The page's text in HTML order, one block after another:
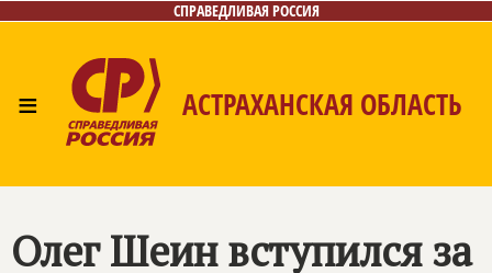
СПРАВЕДЛИВАЯ РОССИЯ
≡ АСТРАХАНСКАЯ ОБЛАСТЬ
Олег Шеин вступился за